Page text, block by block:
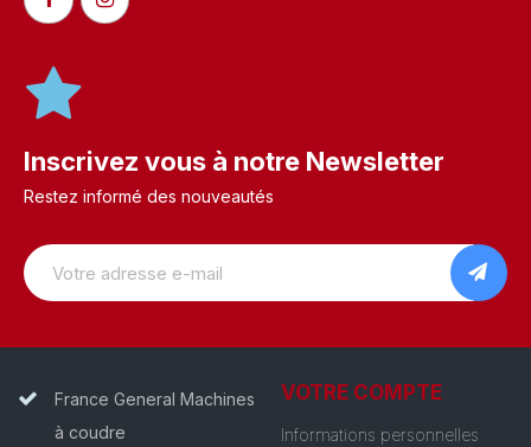
Inscrivez vous à notre Newsletter
Restez informé des nouveautés
France General Machines
à coudre
VOTRE COMPTE
Informations personnelles